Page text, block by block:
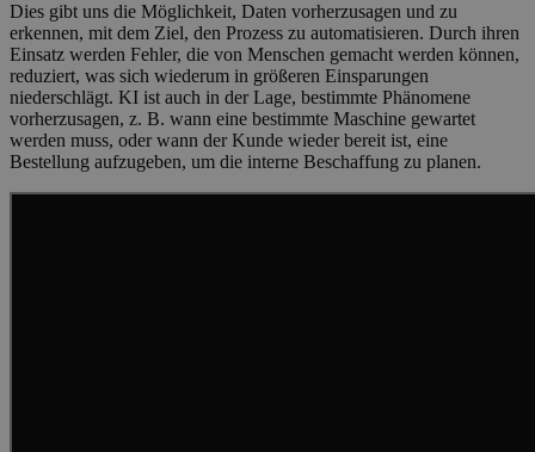
Dies gibt uns die Möglichkeit, Daten vorherzusagen und zu
erkennen, mit dem Ziel, den Prozess zu automatisieren. Durch ihren
Einsatz werden Fehler, die von Menschen gemacht werden können,
reduziert, was sich wiederum in größeren Einsparungen
niederschlägt. KI ist auch in der Lage, bestimmte Phänomene
vorherzusagen, z. B. wann eine bestimmte Maschine gewartet
werden muss, oder wann der Kunde wieder bereit ist, eine
Bestellung aufzugeben, um die interne Beschaffung zu planen.